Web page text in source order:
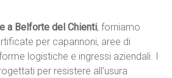
a Belforte del Chienti, forniamo
per capannoni, aree di
logistiche e ingressi aziendali. I
per resistere all’usura